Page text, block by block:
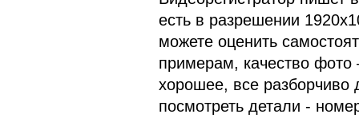
есть в разрешении
можете оценить
примерам, качество
хорошее, все разборчиво
посмотреть детали -